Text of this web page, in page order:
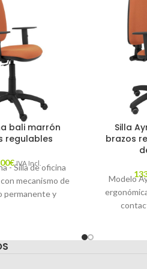
bali marrón
regulables
€ IVA Incl.
- Silla de oficina
mecanismo de
permanente y
EN ALTURA)
Silla
brazos
Modelo